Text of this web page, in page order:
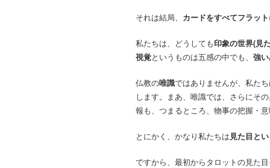
それは結局、 カードをすべてフラッ
私たちは、どうしても印象の世界(見
視覚というものは五感の中でも、 強
仏教の唯識ではありませんが、私た
します。まあ、唯識では、さらにそ
報も、つまるところ、物事の把握・
とにかく、かなり私たちは見た目と
ですから、最初からタロットの見た